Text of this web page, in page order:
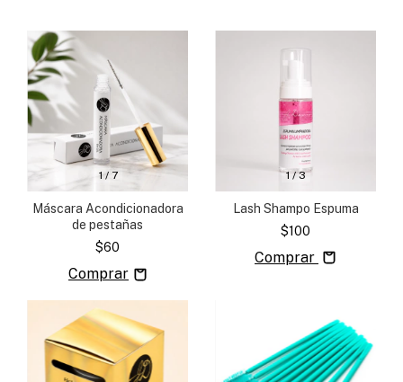
1 / 7
Máscara Acondicionadora
de pestañas
$60
1/3
Lash Shampo Espuma
$100
Comprar